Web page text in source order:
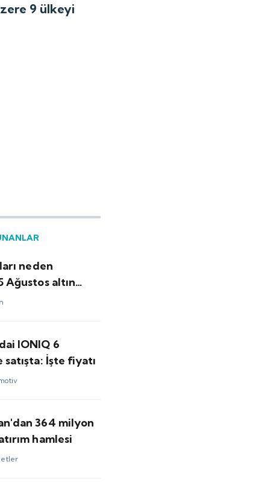
9 ülkeyi
neden
Ağustos altın
IONIQ 6
İşte fiyatı
364 milyon
hamlesi